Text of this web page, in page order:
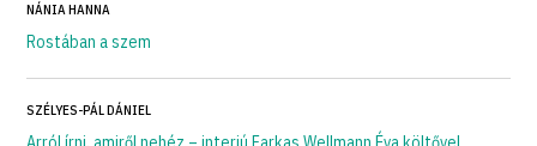
NÁNIA HANNA
Rostában a szem
SZÉLYES-PÁL DÁNIEL